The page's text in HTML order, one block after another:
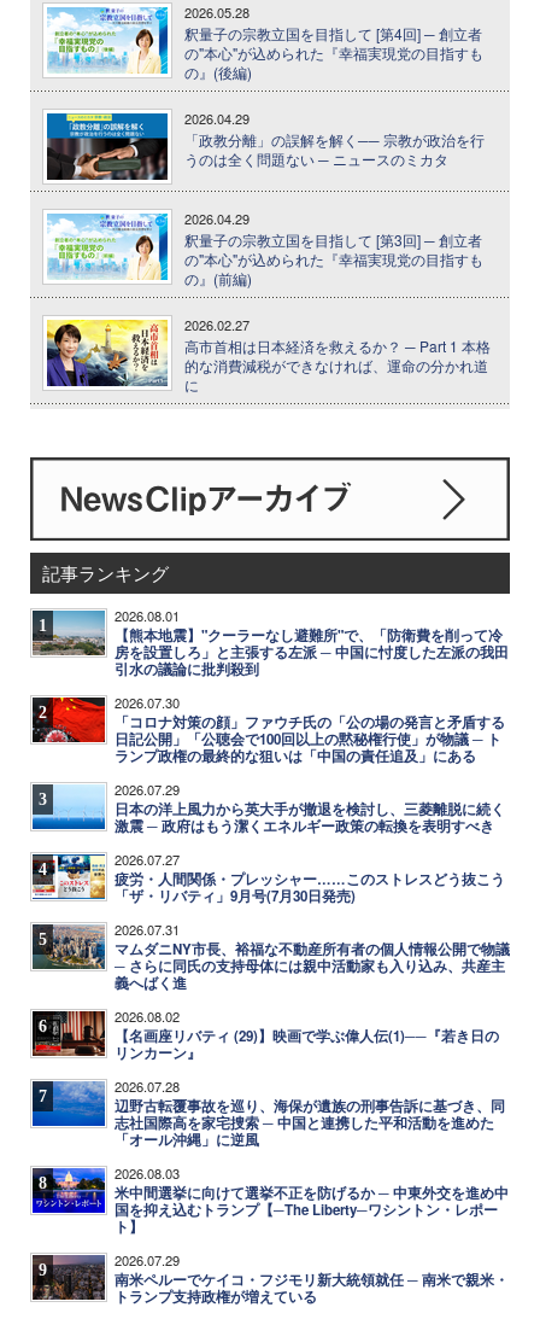
2026.05.28
釈量子の宗教立国を目指して [第4回] ─ 創立者
の"本心"が込められた『幸福実現党の目指すも
の』(後編)
2026.04.29
「政教分離」の誤解を解く── 宗教が政治を行
うのは全く問題ない ─ ニュースのミカタ
2026.04.29
釈量子の宗教立国を目指して [第3回] ─ 創立者
の"本心"が込められた『幸福実現党の目指すも
の』(前編)
2026.02.27
高市首相は日本経済を救えるか？ ─ Part 1 本格
的な消費減税ができなければ、運命の分かれ道
に
記事ランキング
1 2026.08.01
【熊本地震】"クーラーなし避難所"で、「防衛費を削って冷
房を設置しろ」と主張する左派 ─ 中国に忖度した左派の我田
引水の議論に批判殺到
2 2026.07.30
「コロナ対策の顔」ファウチ氏の「公の場の発言と矛盾する
日記公開」「公聴会で100回以上の黙秘権行使」が物議 ─ ト
ランプ政権の最終的な狙いは「中国の責任追及」にある
3 2026.07.29
日本の洋上風力から英大手が撤退を検討し、三菱離脱に続く
激震 ─ 政府はもう潔くエネルギー政策の転換を表明すべき
4 2026.07.27
疲労・人間関係・プレッシャー……このストレスどう抜こう
「ザ・リバティ」9月号(7月30日発売)
5 2026.07.31
マムダニNY市長、裕福な不動産所有者の個人情報公開で物議
─ さらに同氏の支持母体には親中活動家も入り込み、共産主
義へばく進
6 2026.08.02
【名画座リバティ (29)】映画で学ぶ偉人伝(1)──『若き日の
リンカーン』
7 2026.07.28
辺野古転覆事故を巡り、海保が遺族の刑事告訴に基づき、同
志社国際高を家宅捜索 ─ 中国と連携した平和活動を進めた
「オール沖縄」に逆風
8 2026.08.03
米中間選挙に向けて選挙不正を防げるか ─ 中東外交を進め中
国を抑え込むトランプ【─The Liberty─ワシントン・レポー
ト】
9 2026.07.29
南米ペルーでケイコ・フジモリ新大統領就任 ─ 南米で親米・
トランプ支持政権が増えている